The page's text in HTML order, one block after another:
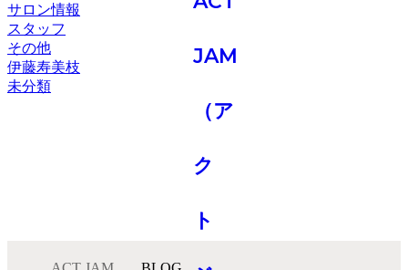
サロン情報
スタッフ
その他
伊藤寿美枝
未分類